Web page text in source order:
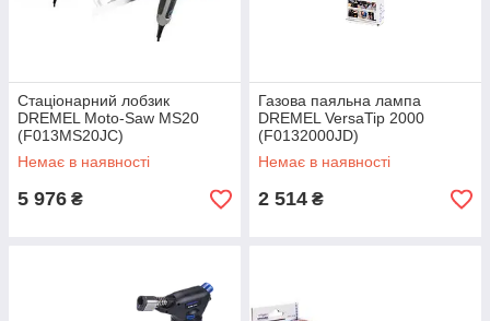
Стаціонарний лобзик
DREMEL Moto-Saw MS20
(F013MS20JC)
Немає в наявності
5 976 ₴
Газова паяльна лампа
DREMEL VersaTip 2000
(F0132000JD)
Немає в наявності
2 514 ₴